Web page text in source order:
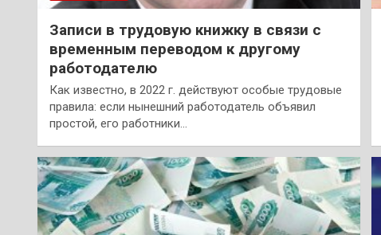
Записи в трудовую книжку в связи с
временным переводом к другому
работодателю
Как известно, в 2022 г. действуют особые трудовые
правила: если нынешний работодатель объявил
простой, его работники…